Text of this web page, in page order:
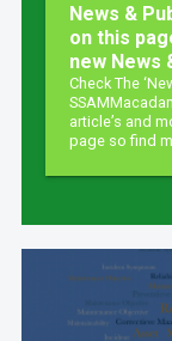
News &
on this
new News
–
Check The
article’s and
page so find